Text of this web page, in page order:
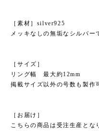
［素材］silver925
メッキなしの無垢なシルバー
［サイズ］
リング幅 最大約12mm
掲載サイズ以外の号数も製
［お届け］
こちらの商品は受注生産とな